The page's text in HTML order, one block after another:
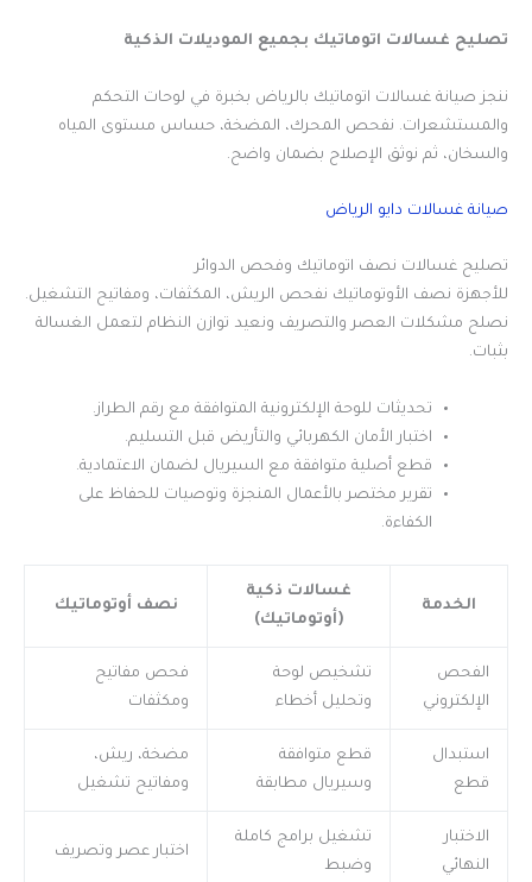
تصليح غسالات اتوماتيك بجميع الموديلات الذكية
ننجز صيانة غسالات اتوماتيك بالرياض بخبرة في لوحات التحكم
والمستشعرات. نفحص المحرك، المضخة، حساس مستوى المياه
والسخان، ثم نوثق الإصلاح بضمان واضح.
صيانة غسالات دايو الرياض
تصليح غسالات نصف اتوماتيك وفحص الدوائر
للأجهزة نصف الأوتوماتيك نفحص الريش، المكثفات، ومفاتيح التشغيل.
نصلح مشكلات العصر والتصريف ونعيد توازن النظام لتعمل الغسالة
بثبات.
تحديثات للوحة الإلكترونية المتوافقة مع رقم الطراز.
اختبار الأمان الكهربائي والتأريض قبل التسليم.
قطع أصلية متوافقة مع السيريال لضمان الاعتمادية.
تقرير مختصر بالأعمال المنجزة وتوصيات للحفاظ على
الكفاءة.
الخدمة
غسالات ذكية
(أوتوماتيك)
نصف أوتوماتيك
الفحص
الإلكتروني
تشخيص لوحة
وتحليل أخطاء
فحص مفاتيح
ومكثفات
استبدال
قطع
قطع متوافقة
وسيريال مطابقة
مضخة، ريش،
ومفاتيح تشغيل
الاختبار
النهائي
تشغيل برامج كاملة
وضبط
اختبار عصر وتصريف